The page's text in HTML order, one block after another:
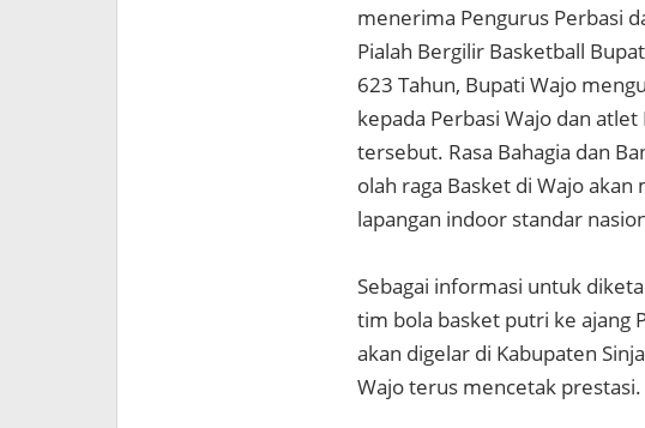
menerima Pengurus Perbasi
Pialah Bergilir Basketball
623 Tahun, Bupati Wajo
kepada Perbasi Wajo dan
tersebut. Rasa Bahagia dan
olah raga Basket di Wajo
lapangan indoor standar
Sebagai informasi untuk
tim bola basket putri ke ajang
akan digelar di Kabupaten
Wajo terus mencetak prestasi.